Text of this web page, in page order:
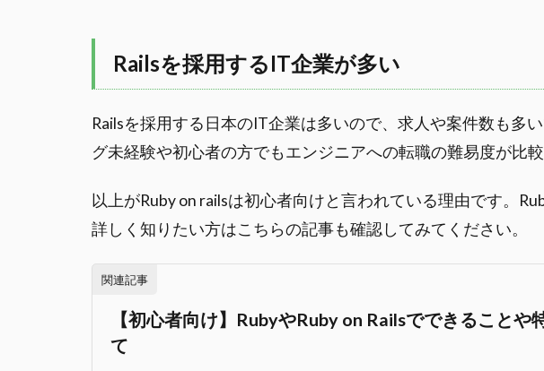
Railsを採用するIT企業が多い
Railsを採用する日本のIT企業は多いので、求人や案件数も多
グ未経験や初心者の方でもエンジニアへの転職の難易度が比
以上がRuby on railsは初心者向けと言われている理由です。
詳しく知りたい方はこちらの記事も確認してみてください。
関連記事
【初心者向け】RubyやRuby on Railsでできることや
て